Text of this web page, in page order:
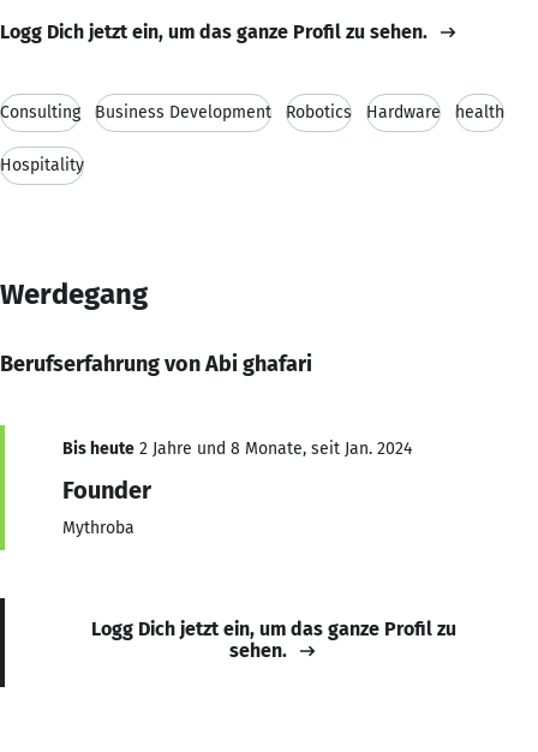
Logg Dich jetzt ein, um das ganze Profil zu sehen.
Consulting Business Development Robotics Hardware health
Hospitality
Werdegang
Berufserfahrung von Abi ghafari
Bis heute 2 Jahre und 8 Monate, seit Jan. 2024
Founder
Mythroba
Logg Dich jetzt ein, um das ganze Profil zu
sehen.